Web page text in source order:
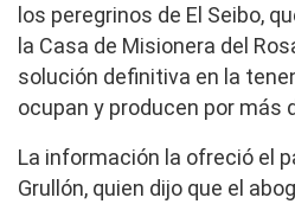
los peregrinos de El Seibo,
la Casa de Misionera del
solución definitiva en la
ocupan y producen por más
La información la ofreció el
Grullón, quien dijo que el